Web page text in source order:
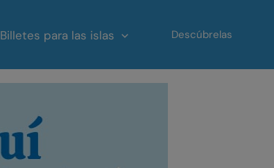
Billetes para las islas Descúbrelas